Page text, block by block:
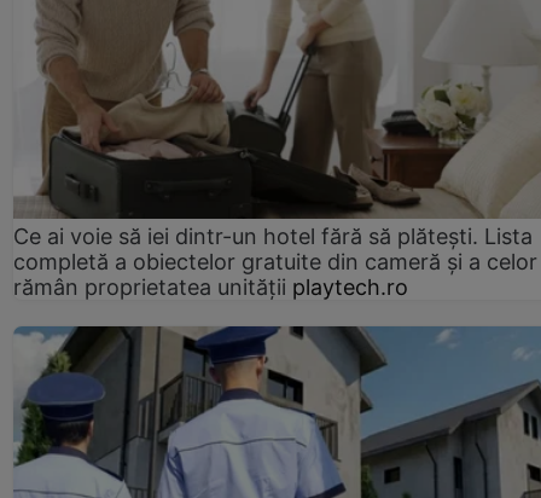
Ce ai voie să iei dintr-un hotel fără să plătești. Lista
completă a obiectelor gratuite din cameră și a
rămân proprietatea unității playtech.ro